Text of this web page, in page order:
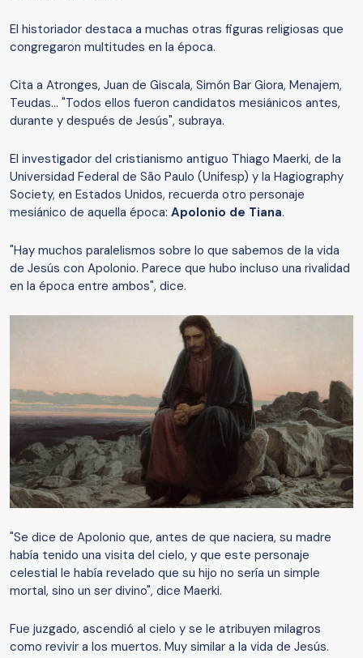
El historiador destaca a muchas otras figuras religiosas que
congregaron multitudes en la época.
Cita a Atronges, Juan de Giscala, Simón Bar Giora, Menajem,
Teudas... "Todos ellos fueron candidatos mesiánicos antes,
durante y después de Jesús", subraya.
El investigador del cristianismo antiguo Thiago Maerki, de la
Universidad Federal de São Paulo (Unifesp) y la Hagiography
Society, en Estados Unidos, recuerda otro personaje
mesiánico de aquella época: Apolonio de Tiana.
"Hay muchos paralelismos sobre lo que sabemos de la vida
de Jesús con Apolonio. Parece que hubo incluso una rivalidad
en la época entre ambos", dice.
"Se dice de Apolonio que, antes de que naciera, su madre
había tenido una visita del cielo, y que este personaje
celestial le había revelado que su hijo no sería un simple
mortal, sino un ser divino", dice Maerki.
Fue juzgado, ascendió al cielo y se le atribuyen milagros
como revivir a los muertos. Muy similar a la vida de Jesús.